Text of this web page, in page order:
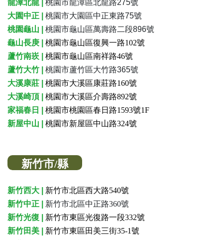
龍潭北龍 | 桃園市龍潭區北龍路275號
大園中正 | 桃園市大園區中正東路75號
桃園龜山 | 桃園市龜山區萬壽路二段896號
龜山長庚 | 桃園市龜山區復興一路102號
蘆竹南崁 | 桃園市龜山區南祥路46號
蘆竹大竹 | 桃園市蘆竹區大竹路365號
大溪康莊 | 桃園市大溪區康莊路160號
大溪崎頂 | 桃園市大溪區介壽路892號
家福春日 | 桃園市桃園區春日路1593號1F
新屋中山 | 桃園市新屋區中山路324號
新竹市/縣
新竹西大 | 新竹市北區西大路540號
新竹中正 | 新竹市北區中正路360號
新竹光復 | 新竹市東區光復路一段332號
新竹田美 | 新竹市東區田美三街35-1號